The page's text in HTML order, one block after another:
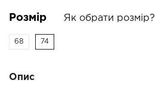
Розмір Як обрати розмір?
68 74
Опис